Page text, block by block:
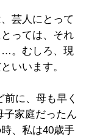
芸人にとって
っては、それ
。むしろ、現
いいます。
前に、母も早く
子家庭だったん
、私は40歳手